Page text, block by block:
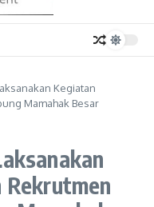
Kegiatan
Mamahak Besar
Rekrutmen